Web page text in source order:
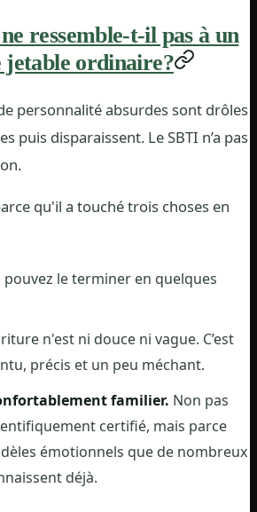
ressemble-t-il pas à un
jetable ordinaire?
personnalité absurdes sont drôles
puis disparaissent. Le SBTI n’a pas
qu'il a touché trois choses en
pouvez le terminer en quelques
n'est ni douce ni vague. C’est
précis et un peu méchant.
familier. Non pas
certifié, mais parce
émotionnels que de nombreux
déjà.